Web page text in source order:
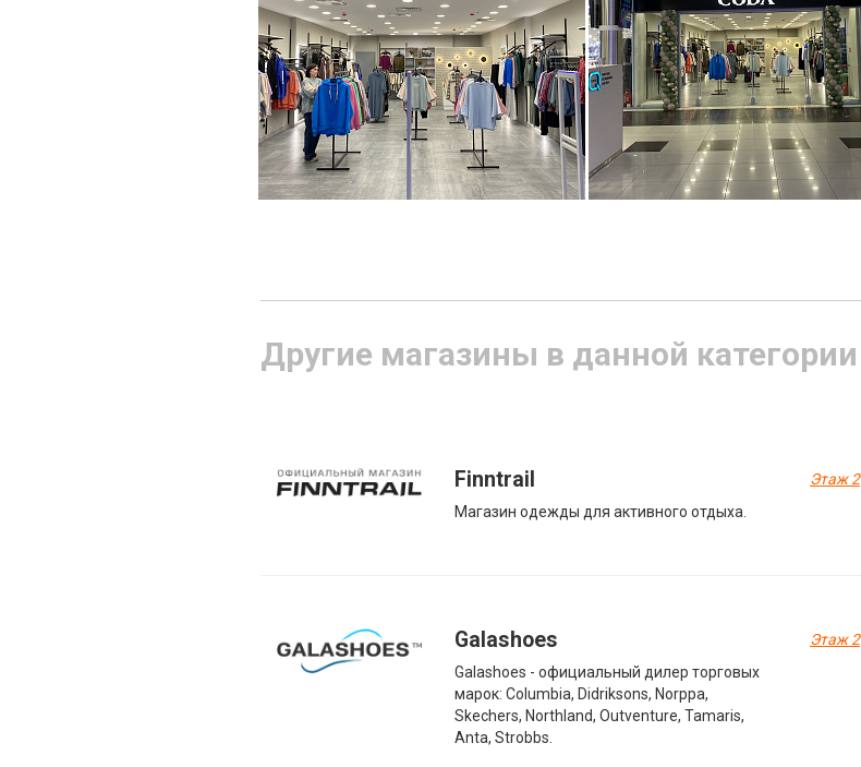
Другие магазины в данной категории
Finntrail
Магазин одежды для активного отдыха.
Этаж 2
Galashoes
Galashoes - официальный дилер торговых
марок: Columbia, Didriksons, Norppa,
Skechers, Northland, Outventure, Tamaris,
Anta, Strobbs.
Этаж 2